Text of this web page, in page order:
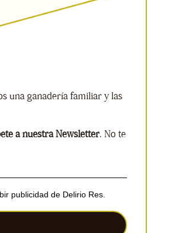
una ganadería familiar y las
a nuestra Newsletter . No te
publicidad de Delirio Res.